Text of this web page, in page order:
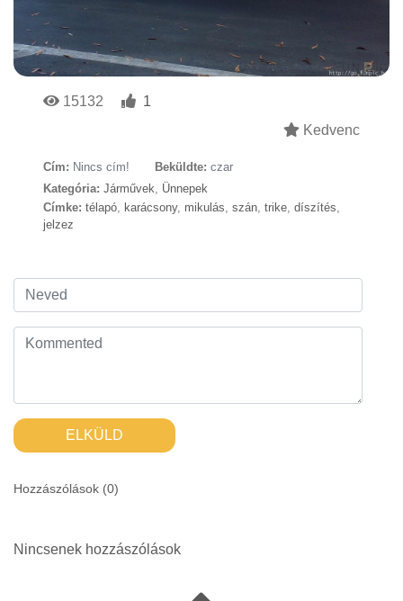
15132
1
Kedvenc
Cím: Nincs cím! Beküldte: czar
Kategória: Járművek, Ünnepek
Címke: télapó, karácsony, mikulás, szán, trike, díszítés,
jelzez
ELKÜLD
Hozzászólások (0)
Nincsenek hozzászólások